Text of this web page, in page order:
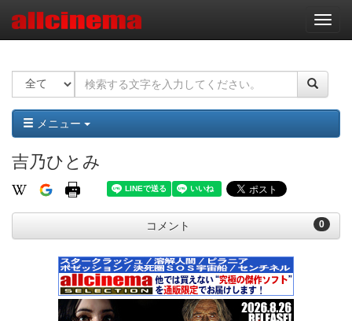
ナ
ビ
ー
ョ
ン
メニュー
吉乃ひとみ
0
コメント